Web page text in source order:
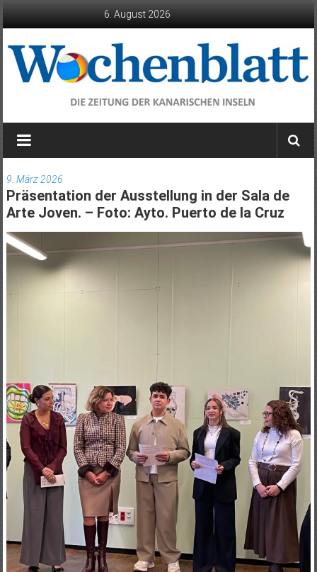
6. August 2026
Wochenblatt
die
der
Kanarischen
Inseln
9. März 2026
Präsentation der Ausstellung in der Sala de
Arte Joven. – Foto: Ayto. Puerto de la Cruz